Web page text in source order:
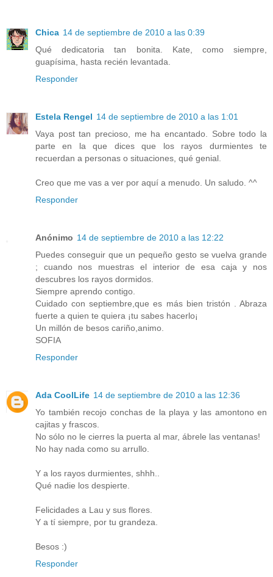
Chica 14 de septiembre de 2010 a las 0:39
Qué dedicatoria tan bonita. Kate, como siempre,
guapísima, hasta recién levantada.
Responder
Estela Rengel 14 de septiembre de 2010 a las 1:01
Vaya post tan precioso, me ha encantado. Sobre todo la
parte en la que dices que los rayos durmientes te
recuerdan a personas o situaciones, qué genial.
Creo que me vas a ver por aquí a menudo. Un saludo. ^^
Responder
Anónimo 14 de septiembre de 2010 a las 12:22
Puedes conseguir que un pequeño gesto se vuelva grande
; cuando nos muestras el interior de esa caja y nos
descubres los rayos dormidos.
Siempre aprendo contigo.
Cuidado con septiembre,que es más bien tristón . Abraza
fuerte a quien te quiera ¡tu sabes hacerlo¡
Un millón de besos cariño,animo.
SOFIA
Responder
Ada CoolLife 14 de septiembre de 2010 a las 12:36
Yo también recojo conchas de la playa y las amontono en
cajitas y frascos.
No sólo no le cierres la puerta al mar, ábrele las ventanas!
No hay nada como su arrullo.
Y a los rayos durmientes, shhh..
Qué nadie los despierte.
Felicidades a Lau y sus flores.
Y a tí siempre, por tu grandeza.
Besos :)
Responder